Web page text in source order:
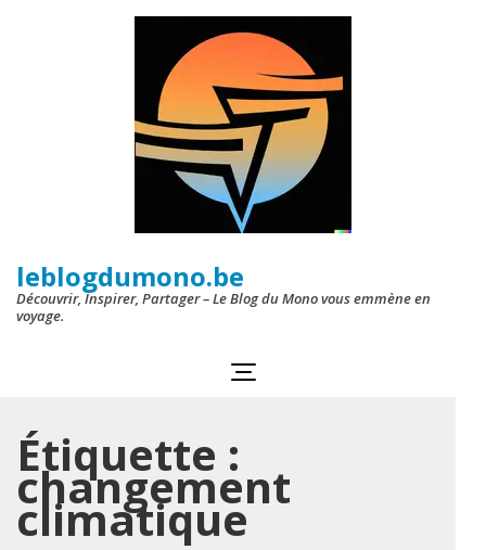
leblogdumono.be
Découvrir, Inspirer, Partager – Le Blog du Mono vous emmène en
voyage.
Étiquette :
changement
climatique